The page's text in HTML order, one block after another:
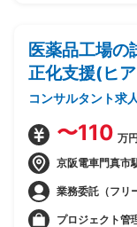
医薬品工場の
正化支援(ヒ
コンサルタント求
〜110 万
京阪電車門真市
業務委託（フリ
プロジェクト管